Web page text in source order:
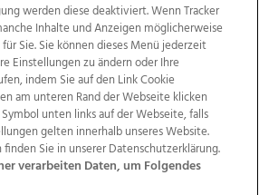
Mediadaten Kontakt
Jobs
Impressum
AGB Anzeigekunden
Ehrenkodex Politische Werbung
werden diese deaktiviert. Wenn Tracker
Inhalte und Anzeigen möglicherweise
Sie. Sie können dieses Menü jederzeit
Einstellungen zu ändern oder Ihre
indem Sie auf den Link Cookie
am unteren Rand der Webseite klicken
unten links auf der Webseite, falls
gelten innerhalb unseres Website.
Sie in unserer Datenschutzerklärung.
verarbeiten Daten, um Folgendes